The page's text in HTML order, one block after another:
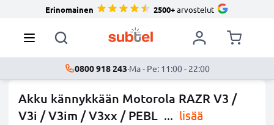
Erinomainen 2500+arvostelut
0800 918 243·Ma - Pe: 11:00 - 22:00
Akku kännykkään Motorola RAZR V3 /
V3i / V3im / V3xx / PEBL ... lisää